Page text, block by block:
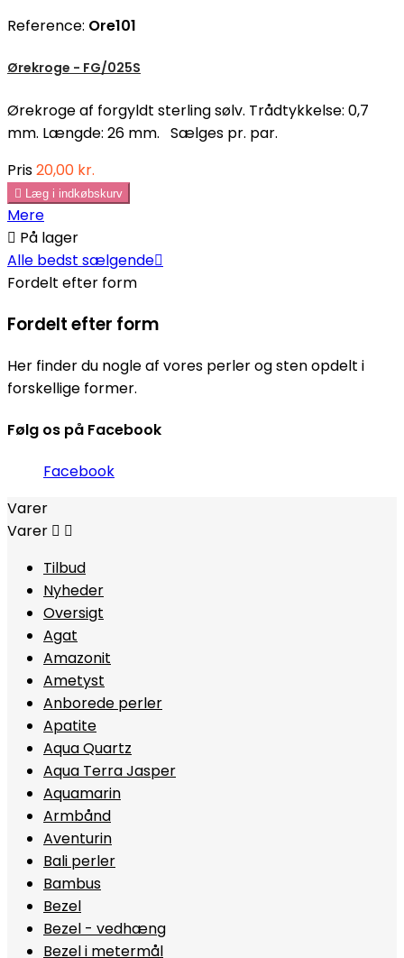
Reference: Ore101
Ørekroge - FG/025S
Ørekroge af forgyldt sterling sølv. Trådtykkelse: 0,7
mm. Længde: 26 mm. Sælges pr. par.
Pris20,00 kr.
 Læg i indkøbskurv
Mere
 På lager
Alle bedst sælgende
Fordelt efter form
Fordelt efter form
Her finder du nogle af vores perler og sten opdelt i
forskellige former.
Følg os på Facebook
Facebook
Varer
Varer  
Tilbud
Nyheder
Oversigt
Agat
Amazonit
Ametyst
Anborede perler
Apatite
Aqua Quartz
Aqua Terra Jasper
Aquamarin
Armbånd
Aventurin
Bali perler
Bambus
Bezel
Bezel - vedhæng
Bezel i metermål